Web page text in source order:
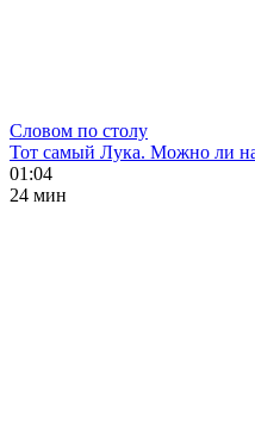
Словом по столу
Тот самый Лука. Можно ли
01:04
24 мин